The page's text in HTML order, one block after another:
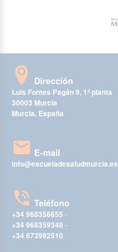
Dirección
Luis Fontes Pagán 9, 1ª planta
30003 Murcia
Murcia, España
E-mail
info@escueladesaludmurcia.es
Teléfono
+34 968356655 -
+34 968359348 -
+34 673992510